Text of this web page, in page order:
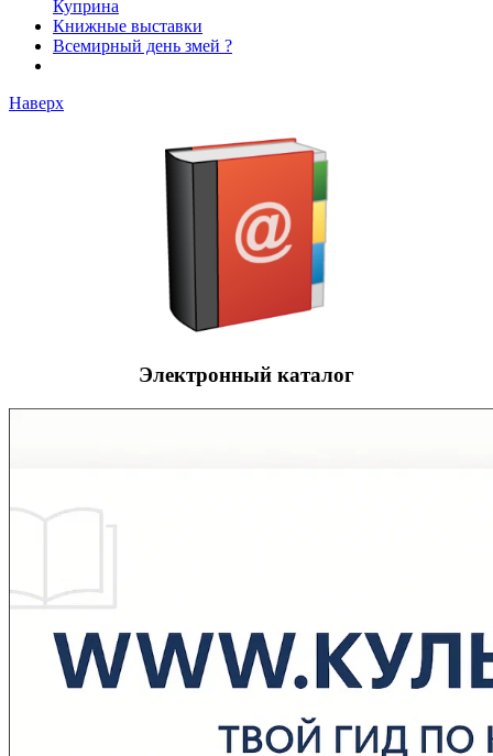
Куприна
Книжные выставки
Всемирный день змей ?
Наверх
Электронный каталог